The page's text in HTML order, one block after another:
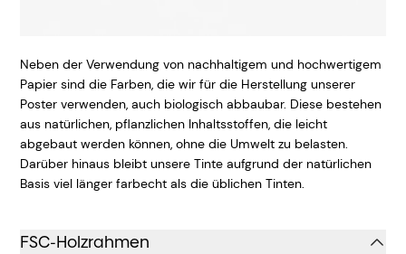
Neben der Verwendung von nachhaltigem und hochwertigem
Papier sind die Farben, die wir für die Herstellung unserer
Poster verwenden, auch biologisch abbaubar. Diese bestehen
aus natürlichen, pflanzlichen Inhaltsstoffen, die leicht
abgebaut werden können, ohne die Umwelt zu belasten.
Darüber hinaus bleibt unsere Tinte aufgrund der natürlichen
Basis viel länger farbecht als die üblichen Tinten.
FSC-Holzrahmen